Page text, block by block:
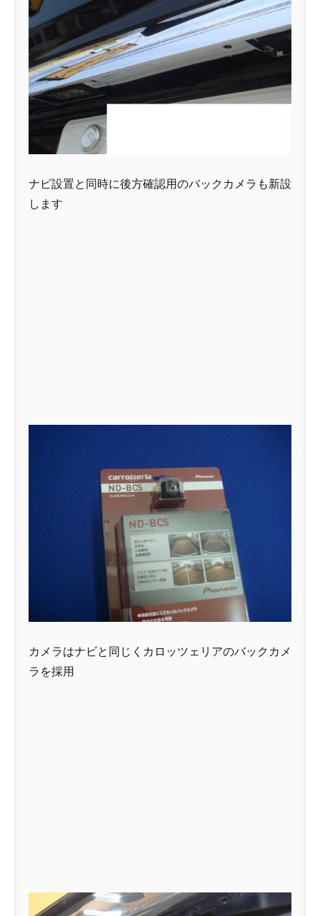
ナビ設置と同時に後方確認用のバックカメラも新設
します
カメラはナビと同じくカロッツェリアのバックカメ
ラを採用